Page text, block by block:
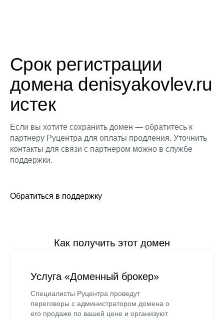
Срок регистрации
домена denisyakovlev.ru
истек
Если вы хотите сохранить домен — обратитесь к
партнеру Руцентра для оплаты продления. Уточнить
контакты для связи с партнером можно в службе
поддержки.
Обратиться в поддержку
Как получить этот домен
Услуга «Доменный брокер»
Специалисты Руцентра проведут
переговоры с администратором домена о
его продаже по вашей цене и организуют